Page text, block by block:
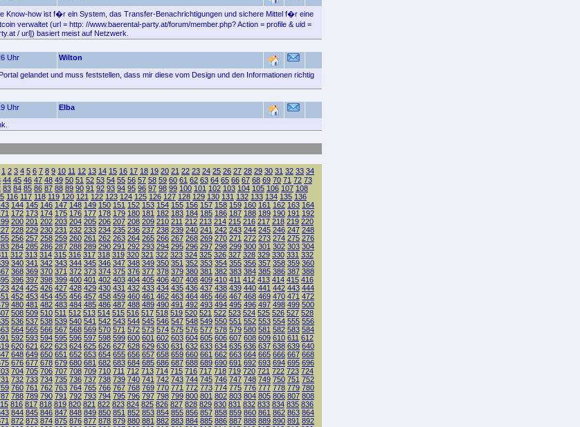
Know-how ist f�r ein System, das Transfer-Benachrichtigungen und sichere Mittel f�r eine
verwaltet (url = http: //www.baerental-party.at/forum/member.php? Action = profile & uid =
/ url]) basiert meist auf Netzwerk.
Uhr Wilton
gelandet und muss feststellen, dass mir diese vom Design und den Informationen richtig
Uhr Elba
1 2 3 4 5 6 7 8 9 10 11 12 13 14 15 16 17 18 19 20 21 22 23 24 25 26 27 28 29 30 31 32 33 34
44 45 46 47 48 49 50 51 52 53 54 55 56 57 58 59 60 61 62 63 64 65 66 67 68 69 70 71 72 73
83 84 85 86 87 88 89 90 91 92 93 94 95 96 97 98 99 100 101 102 103 104 105 106 107 108
116 117 118 119 120 121 122 123 124 125 126 127 128 129 130 131 132 133 134 135 136
144 145 146 147 148 149 150 151 152 153 154 155 156 157 158 159 160 161 162 163 164
172 173 174 175 176 177 178 179 180 181 182 183 184 185 186 187 188 189 190 191 192
200 201 202 203 204 205 206 207 208 209 210 211 212 213 214 215 216 217 218 219 220
228 229 230 231 232 233 234 235 236 237 238 239 240 241 242 243 244 245 246 247 248
256 257 258 259 260 261 262 263 264 265 266 267 268 269 270 271 272 273 274 275 276
284 285 286 287 288 289 290 291 292 293 294 295 296 297 298 299 300 301 302 303 304
312 313 314 315 316 317 318 319 320 321 322 323 324 325 326 327 328 329 330 331 332
340 341 342 343 344 345 346 347 348 349 350 351 352 353 354 355 356 357 358 359 360
368 369 370 371 372 373 374 375 376 377 378 379 380 381 382 383 384 385 386 387 388
396 397 398 399 400 401 402 403 404 405 406 407 408 409 410 411 412 413 414 415 416
424 425 426 427 428 429 430 431 432 433 434 435 436 437 438 439 440 441 442 443 444
452 453 454 455 456 457 458 459 460 461 462 463 464 465 466 467 468 469 470 471 472
480 481 482 483 484 485 486 487 488 489 490 491 492 493 494 495 496 497 498 499 500
508 509 510 511 512 513 514 515 516 517 518 519 520 521 522 523 524 525 526 527 528
536 537 538 539 540 541 542 543 544 545 546 547 548 549 550 551 552 553 554 555 556
564 565 566 567 568 569 570 571 572 573 574 575 576 577 578 579 580 581 582 583 584
592 593 594 595 596 597 598 599 600 601 602 603 604 605 606 607 608 609 610 611 612
620 621 622 623 624 625 626 627 628 629 630 631 632 633 634 635 636 637 638 639 640
648 649 650 651 652 653 654 655 656 657 658 659 660 661 662 663 664 665 666 667 668
676 677 678 679 680 681 682 683 684 685 686 687 688 689 690 691 692 693 694 695 696
704 705 706 707 708 709 710 711 712 713 714 715 716 717 718 719 720 721 722 723 724
732 733 734 735 736 737 738 739 740 741 742 743 744 745 746 747 748 749 750 751 752
760 761 762 763 764 765 766 767 768 769 770 771 772 773 774 775 776 777 778 779 780
788 789 790 791 792 793 794 795 796 797 798 799 800 801 802 803 804 805 806 807 808
816 817 818 819 820 821 822 823 824 825 826 827 828 829 830 831 832 833 834 835 836
844 845 846 847 848 849 850 851 852 853 854 855 856 857 858 859 860 861 862 863 864
872 873 874 875 876 877 878 879 880 881 882 883 884 885 886 887 888 889 890 891 892